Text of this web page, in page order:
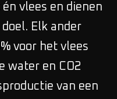
vlees en dienen
Elk ander
voor het vlees
water en CO2
van een